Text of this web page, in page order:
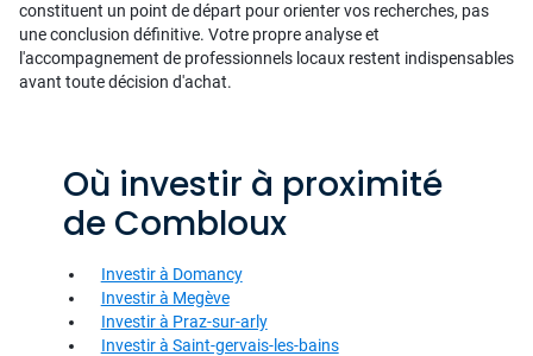
constituent un point de départ pour orienter vos recherches, pas
une conclusion définitive. Votre propre analyse et
l'accompagnement de professionnels locaux restent indispensables
avant toute décision d'achat.
Où investir à proximité
de Combloux
Investir à Domancy
Investir à Megève
Investir à Praz-sur-arly
Investir à Saint-gervais-les-bains